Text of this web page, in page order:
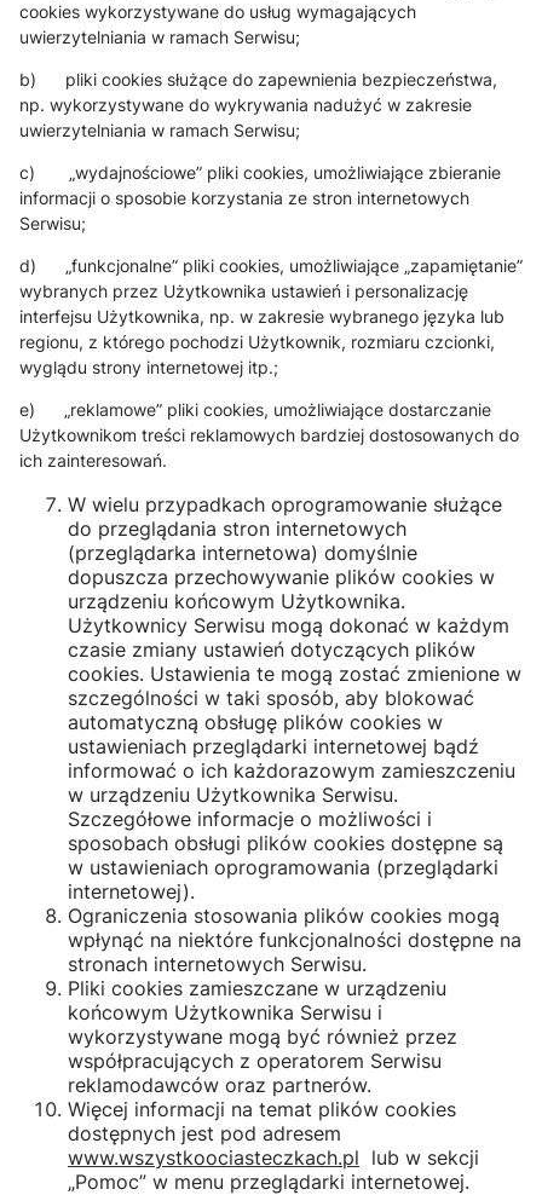
cookies wykorzystywane do usług wymagających
uwierzytelniania w ramach Serwisu;
b) pliki cookies służące do zapewnienia bezpieczeństwa,
np. wykorzystywane do wykrywania nadużyć w zakresie
uwierzytelniania w ramach Serwisu;
c) „wydajnościowe” pliki cookies, umożliwiające zbieranie
informacji o sposobie korzystania ze stron internetowych
Serwisu;
d) „funkcjonalne” pliki cookies, umożliwiające „zapamiętanie”
wybranych przez Użytkownika ustawień i personalizację
interfejsu Użytkownika, np. w zakresie wybranego języka lub
regionu, z którego pochodzi Użytkownik, rozmiaru czcionki,
wyglądu strony internetowej itp.;
e) „reklamowe” pliki cookies, umożliwiające dostarczanie
Użytkownikom treści reklamowych bardziej dostosowanych do
ich zainteresowań.
W wielu przypadkach oprogramowanie służące
do przeglądania stron internetowych
(przeglądarka internetowa) domyślnie
dopuszcza przechowywanie plików cookies w
urządzeniu końcowym Użytkownika.
Użytkownicy Serwisu mogą dokonać w każdym
czasie zmiany ustawień dotyczących plików
cookies. Ustawienia te mogą zostać zmienione w
szczególności w taki sposób, aby blokować
automatyczną obsługę plików cookies w
ustawieniach przeglądarki internetowej bądź
informować o ich każdorazowym zamieszczeniu
w urządzeniu Użytkownika Serwisu.
Szczegółowe informacje o możliwości i
sposobach obsługi plików cookies dostępne są
w ustawieniach oprogramowania (przeglądarki
internetowej).
Ograniczenia stosowania plików cookies mogą
wpłynąć na niektóre funkcjonalności dostępne na
stronach internetowych Serwisu.
Pliki cookies zamieszczane w urządzeniu
końcowym Użytkownika Serwisu i
wykorzystywane mogą być również przez
współpracujących z operatorem Serwisu
reklamodawców oraz partnerów.
Więcej informacji na temat plików cookies
dostępnych jest pod adresem
www.wszystkoociasteczkach.pl lub w sekcji
„Pomoc” w menu przeglądarki internetowej.